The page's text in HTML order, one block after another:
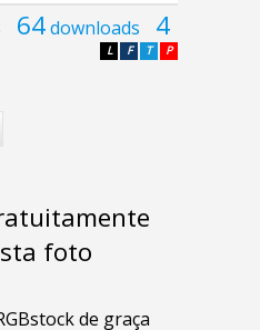
64downloads 4
P
T
F
L
foto